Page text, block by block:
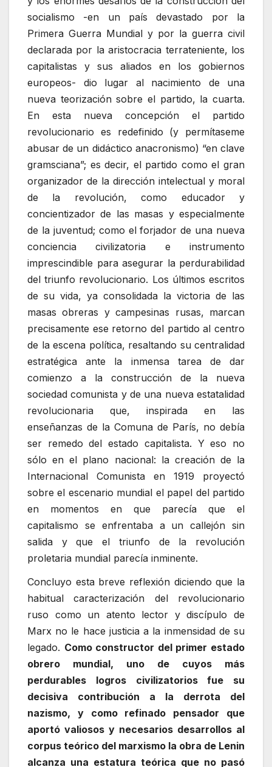
socialismo -en un país devastado por la
Primera Guerra Mundial y por la guerra civil
declarada por la aristocracia terrateniente, los
capitalistas y sus aliados en los gobiernos
europeos- dio lugar al nacimiento de una
nueva teorización sobre el partido, la cuarta.
En esta nueva concepción el partido
revolucionario es redefinido (y permítaseme
abusar de un didáctico anacronismo) “en clave
gramsciana”; es decir, el partido como el gran
organizador de la dirección intelectual y moral
de la revolución, como educador y
concientizador de las masas y especialmente
de la juventud; como el forjador de una nueva
conciencia civilizatoria e instrumento
imprescindible para asegurar la perdurabilidad
del triunfo revolucionario. Los últimos escritos
de su vida, ya consolidada la victoria de las
masas obreras y campesinas rusas, marcan
precisamente ese retorno del partido al centro
de la escena política, resaltando su centralidad
estratégica ante la inmensa tarea de dar
comienzo a la construcción de la nueva
sociedad comunista y de una nueva estatalidad
revolucionaria que, inspirada en las
enseñanzas de la Comuna de París, no debía
ser remedo del estado capitalista. Y eso no
sólo en el plano nacional: la creación de la
Internacional Comunista en 1919 proyectó
sobre el escenario mundial el papel del partido
en momentos en que parecía que el
capitalismo se enfrentaba a un callejón sin
salida y que el triunfo de la revolución
proletaria mundial parecía inminente.
Concluyo esta breve reflexión diciendo que la
habitual caracterización del revolucionario
ruso como un atento lector y discípulo de
Marx no le hace justicia a la inmensidad de su
legado. Como constructor del primer estado
obrero mundial, uno de cuyos más
perdurables logros civilizatorios fue su
decisiva contribución a la derrota del
nazismo, y como refinado pensador que
aportó valiosos y necesarios desarrollos al
corpus teórico del marxismo la obra de Lenin
alcanza una estatura teórica que no pasó